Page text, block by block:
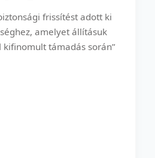
frissítést adott ki
amelyet állításuk
kifinomult támadás során”